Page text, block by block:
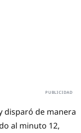
disparó de manera
al minuto 12,